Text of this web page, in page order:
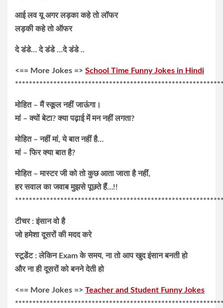
आई लव यू अगर लड़का कहे तो लॉफर
लड़की कहे तो ऑफर
दे डंडे… दे डंडे …दे डंडे ..
<== More Jokes => School Time Funny Jokes in Hindi
मोहित – मैं स्कूल नहीं जाऊंगा।
मां – क्यों बेटा? क्या पढ़ाई में मन नहीं लगता?
मोहित – नहीं मां, ये बात नहीं है…
मां – फिर क्या बात है?
मोहित – मास्टर जी को तो कुछ आता जाता है नहीं,
हर सवाल का जवाब मुझसे पूछते हैं…!!
टीचर : इंसान वो है
जो हमेशा दूसरों की मदद करे
स्टूडेंट : लेकिन Exam के समय, ना तो आप खुद इंसान बनती हो
और ना ही दूसरों को बनने देती हो
<== More Jokes => Teacher and Student Funny Jokes